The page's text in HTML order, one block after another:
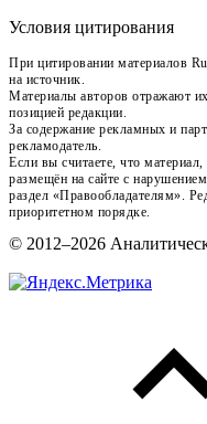
Условия цитирования
При цитировании материалов
на источник.
Материалы авторов отражают
позицией редакции.
За содержание рекламных и
рекламодатель.
Если вы считаете, что
размещён на сайте с
раздел «Правообладателям».
приоритетном порядке.
© 2012–2026